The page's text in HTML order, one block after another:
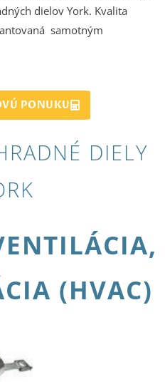
dielov York. Kvalita
samotným
PONUKU
DIELY
(HVAC)